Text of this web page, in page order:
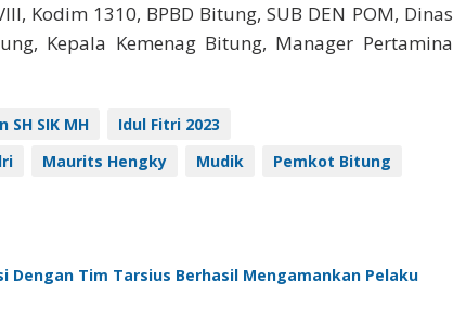
Kodim 1310, BPBD Bitung, SUB DEN POM, Dinas
Kepala Kemenag Bitung, Manager Pertamina
SH SIK MH
Idul Fitri 2023
Maurits Hengky Mudik
Pemkot Bitung
Dengan Tim Tarsius Berhasil Mengamankan Pelaku